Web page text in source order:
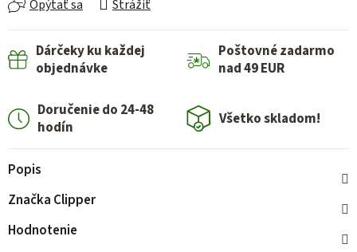
Opýtať sa Strážiť
Dárčeky ku každej
objednávke
Poštovné zadarmo
nad 49 EUR
Doručenie do 24-48
hodín
Všetko skladom!
Popis
Značka Clipper
Hodnotenie